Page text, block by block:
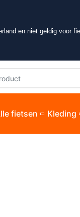
en niet geldig voor
fietsen Kleding